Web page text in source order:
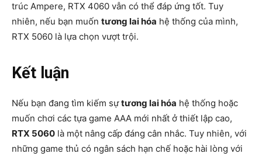
trúc Ampere, RTX 4060 vẫn có thể đáp ứng tốt. Tuy
nhiên, nếu bạn muốn tương lai hóa hệ thống của mình,
RTX 5060 là lựa chọn vượt trội.
Kết luận
Nếu bạn đang tìm kiếm sựtương lai hóa hệ thống hoặc
muốn chơi các tựa game AAA mới nhất ở thiết lập cao,
RTX 5060 là một nâng cấp đáng cân nhắc. Tuy nhiên, với
những game thủ có ngân sách hạn chế hoặc hài lòng với